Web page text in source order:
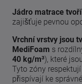
Jádro matrace
zajišťuje pevnou
Vrchní vrstvy jsou
MediFoam s
40 kg/m³), které
Tyto zóny
přispívají ke